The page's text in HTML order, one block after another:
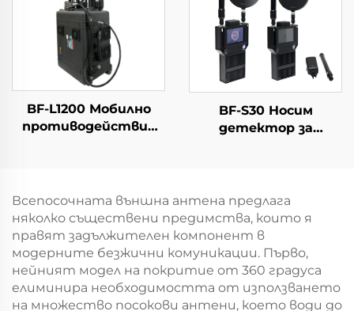
на дронове, 5.2/5.8G,
достатъчно RF
екраниране, 5.2/5.8G,
100W 50dbm
BF-L1200 Мобилно
противодействие
BF-S30 Носим
детектор за
Всепосочната външна антена предлага
няколко съществени предимства, които я
правят задължителен компонент в
модерните безжични комуникации. Първо,
нейният модел на покритие от 360 градуса
елиминира необходимостта от използването
на множество посокови антени, което води до